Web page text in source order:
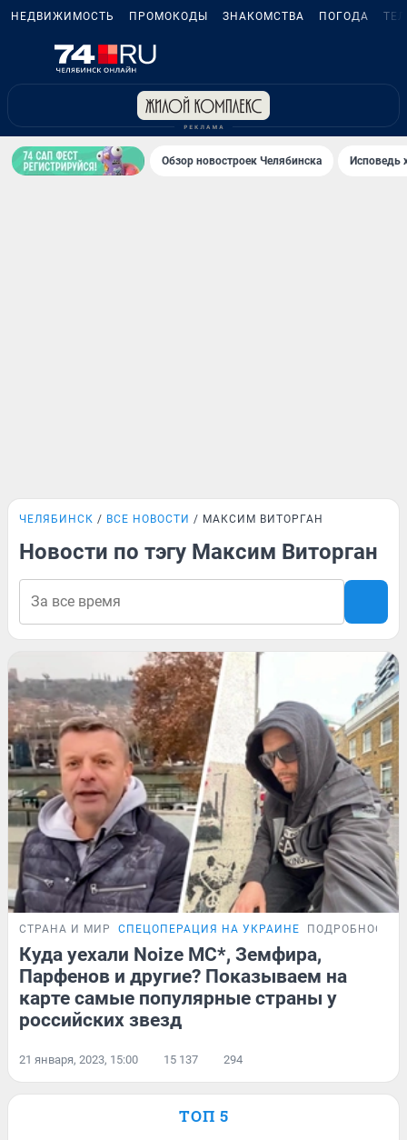
НЕДВИЖИМОСТЬ ПРОМОКОДЫ ЗНАКОМСТВА ПОГОДА
Обзор новостроек Челябинска Исповедь
ЧЕЛЯБИНСК ВСЕ НОВОСТИ МАКСИМ ВИТОРГАН
Новости по тэгу Максим Виторган
СТРАНА И МИР СПЕЦОПЕРАЦИЯ НА УКРАИНЕ ПОДРОБНОСТИ
Куда уехали Noize MC*, Земфира,
Парфенов и другие? Показываем на
карте самые популярные страны у
российских звезд
21 января, 2023, 15:00 15 137 294
ТОП 5